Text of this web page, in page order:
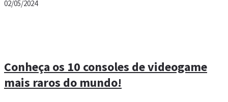
02/05/2024
Conheça os 10 consoles de videogame
mais raros do mundo!